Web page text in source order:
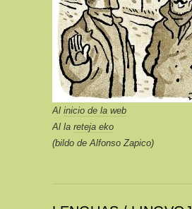
Al inicio de la web
Al la reteja eko
(bildo de Alfonso Zapico)